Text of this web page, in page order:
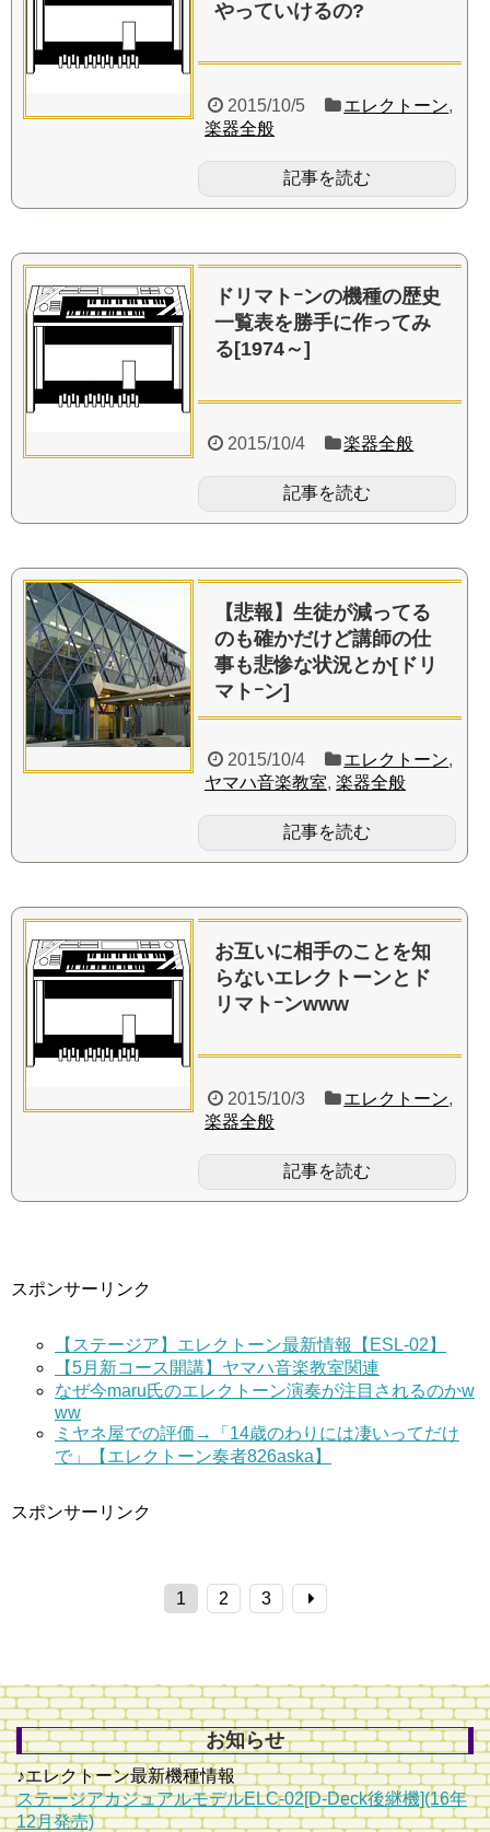
やっていけるの?
2015/10/5 エレクトーン,
楽器全般
記事を読む
ドリマトｰンの機種の歴史
一覧表を勝手に作ってみ
る[1974～]
2015/10/4 楽器全般
記事を読む
【悲報】生徒が減ってる
のも確かだけど講師の仕
事も悲惨な状況とか[ドリ
マトｰン]
2015/10/4 エレクトーン,
ヤマハ音楽教室, 楽器全般
記事を読む
お互いに相手のことを知
らないエレクトーンとド
リマトｰンwww
2015/10/3 エレクトーン,
楽器全般
記事を読む
スポンサーリンク
【ステージア】エレクトーン最新情報【ESL-02】
【5月新コース開講】ヤマハ音楽教室関連
なぜ今maru氏のエレクトーン演奏が注目されるのかw
ww
ミヤネ屋での評価→「14歳のわりには凄いってだけ
で」【エレクトーン奏者826aska】
スポンサーリンク
1 2 3
お知らせ
♪エレクトーン最新機種情報
ステージアカジュアルモデルELC-02[D-Deck後継機](16年
12月発売)